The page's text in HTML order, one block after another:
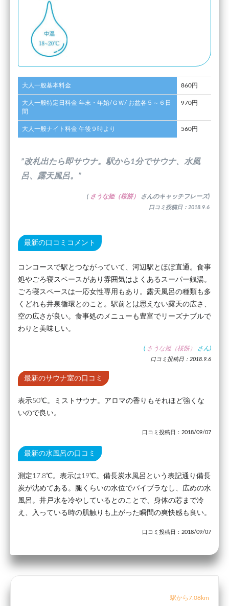
大人一般基本料金 860円
大人一般特定日料金 年末・年始/ＧＷ/ お盆各５～６日
間
970円
大人一般ナイト料金 午後９時より 560円
”改札出たら即サウナ。駅から1分でサウナ、水風
呂、露天風呂。”
( さうな姫（桜餅） さんのキャッチフレーズ)
口コミ投稿日：2018.9.6
最新の口コミコメント
コンコースで駅とつながっていて、河辺駅とほぼ直通。食事
処やごろ寝スペースがあり雰囲気はよくあるスーパー銭湯。
ごろ寝スペースは一応女性専用もあり。露天風呂の種類も多
くどれも井泉循環とのこと。駅前とは思えない露天の広さ、
空の広さが良い。食事処のメニューも豊富でリーズナブルで
わりと美味しい。
( さうな姫（桜餅） さん)
口コミ投稿日：2018.9.6
最新のサウナ室の口コミ
表示50℃。ミストサウナ。アロマの香りもそれほど強くな
いので良い。
口コミ投稿日：2018/09/07
最新の水風呂の口コミ
測定17.8℃。表示は19℃。備長炭水風呂という表記通り備長
炭が沈めてある。腿くらいの水位でバイブラなし、広めの水
風呂。井戸水を冷やしているとのことで、身体の芯まで冷
え、入っている時の肌触りも上がった瞬間の爽快感も良い。
口コミ投稿日：2018/09/07
駅から7.08km